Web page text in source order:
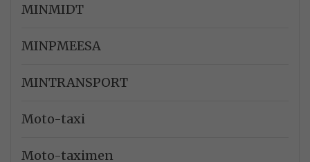
MINMIDT
MINPMEESA
MINTRANSPORT
Moto-taxi
Moto-taximen